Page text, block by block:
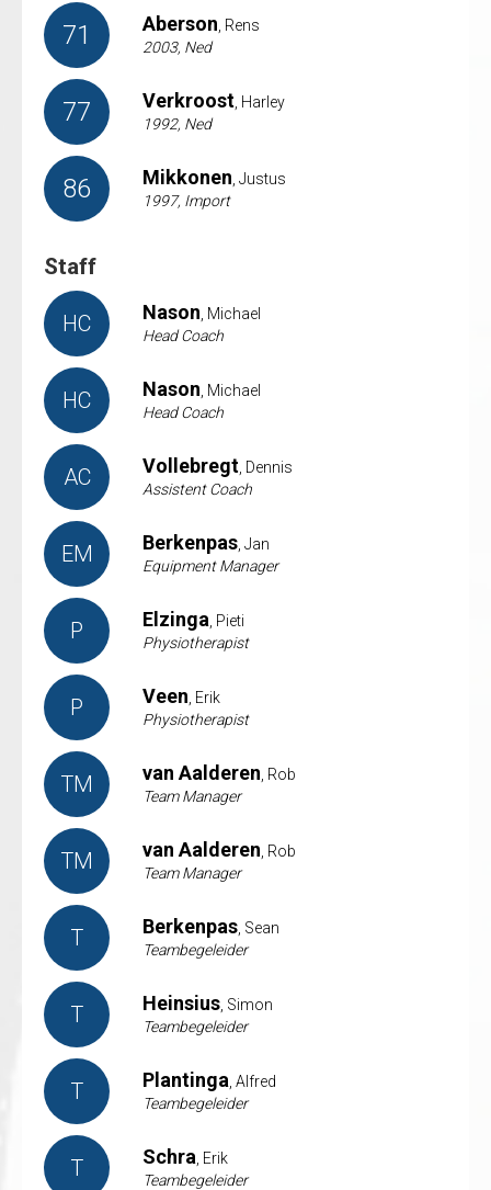
71 Aberson , Rens
2003, Ned
77 Verkroost , Harley
1992, Ned
86 Mikkonen , Justus
1997, Import
Staff
HC Nason , Michael
Head Coach
HC Nason , Michael
Head Coach
AC Vollebregt , Dennis
Assistent Coach
EM Berkenpas , Jan
Equipment Manager
P Elzinga , Pieti
Physiotherapist
P Veen , Erik
Physiotherapist
TM van Aalderen , Rob
Team Manager
TM van Aalderen , Rob
Team Manager
T Berkenpas , Sean
Teambegeleider
T Heinsius , Simon
Teambegeleider
T Plantinga , Alfred
Teambegeleider
T Schra , Erik
Teambegeleider